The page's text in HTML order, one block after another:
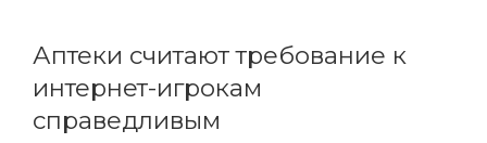
Аптеки считают требование к
интернет-игрокам
справедливым